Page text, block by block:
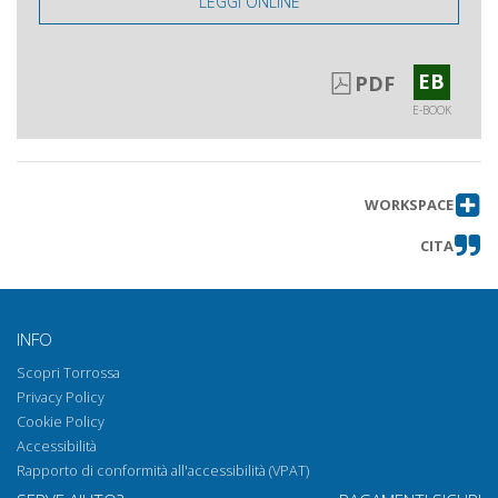
PDF EB
E-BOOK
WORKSPACE
CITA
INFO
Scopri Torrossa
Privacy Policy
Cookie Policy
Accessibilità
Rapporto di conformità all'accessibilità (VPAT)